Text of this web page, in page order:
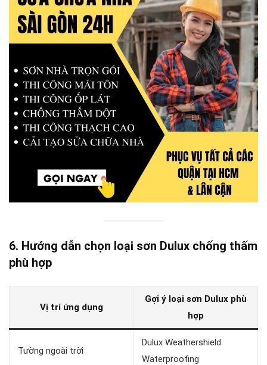
6. Hướng dẫn chọn loại sơn Dulux chống thấm
phù hợp
Vị trí ứng dụng
Gợi ý loại sơn Dulux phù
hợp
Tường ngoài trời
Dulux Weathershield
Waterproofing